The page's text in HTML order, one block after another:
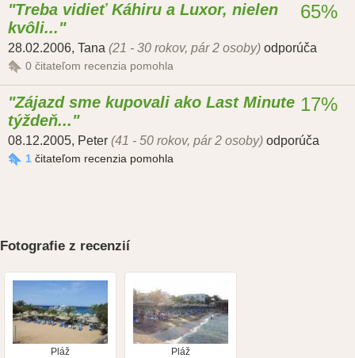
Treba vidieť Káhiru a Luxor, nielen
kvôli...
28.02.2006, Tana (21 - 30 rokov, pár 2 osoby) odporúča
0 čitateľom recenzia pomohla
65%
Zájazd sme kupovali ako Last Minute
týždeň...
08.12.2005, Peter (41 - 50 rokov, pár 2 osoby) odporúča
1 čitateľom recenzia pomohla
17%
Fotografie z recenzií
Pláž Pláž